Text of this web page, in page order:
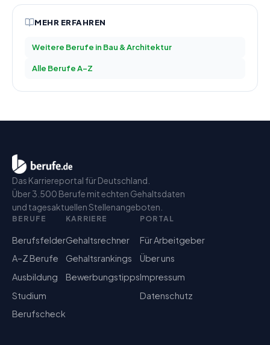
MEHR ERFAHREN
Weitere Berufe in Bau & Architektur
Alle Berufe A–Z
Das Karriereportal für Deutschland.
Über 3.500 Berufe mit echten Gehaltsdaten
und tagesaktuellen Stellenangeboten.
BERUFE
Berufsfelder
A–Z Berufe
Ausbildung
Studium
Berufscheck
KARRIERE
Gehaltsrechner
Gehaltsrankings
Bewerbungstipps
PORTAL
Für Arbeitgeber
Über uns
Impressum
Datenschutz